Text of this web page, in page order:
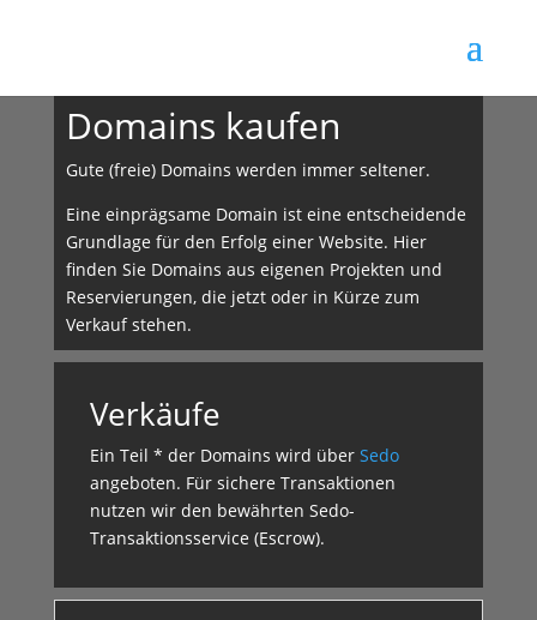
Domains kaufen
Gute (freie) Domains werden immer seltener.
Eine einprägsame Domain ist eine entscheidende
Grundlage für den Erfolg einer Website. Hier
finden Sie Domains aus eigenen Projekten und
Reservierungen, die jetzt oder in Kürze zum
Verkauf stehen.
Verkäufe
Ein Teil * der Domains wird über Sedo
angeboten. Für sichere Trans­aktionen
nutzen wir den bewährten Sedo-
Transaktionsservice (Escrow).